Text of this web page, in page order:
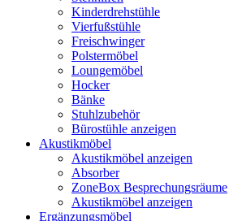
Kinderdrehstühle
Vierfußstühle
Freischwinger
Polstermöbel
Loungemöbel
Hocker
Bänke
Stuhlzubehör
Bürostühle anzeigen
Akustikmöbel
Akustikmöbel anzeigen
Absorber
ZoneBox Besprechungsräume
Akustikmöbel anzeigen
Ergänzungsmöbel